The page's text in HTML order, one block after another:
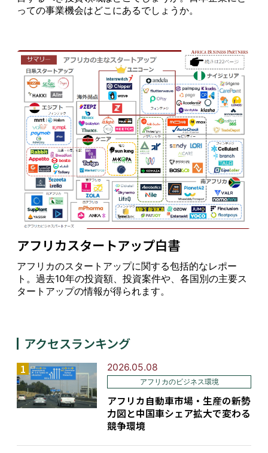
っての事業機会はどこにあるでしょうか。
アフリカスタートアップ白書
アフリカのスタートアップに関する包括的なレポー
ト。過去10年の投資額、投資案件や、各国別の主要ス
タートアップの情報が得られます。
アクセスランキング
2026.05.08
アフリカのビジネス環境
アフリカ自動車市場・生産の新勢
力図と中国車シェア拡大で変わる
競争環境